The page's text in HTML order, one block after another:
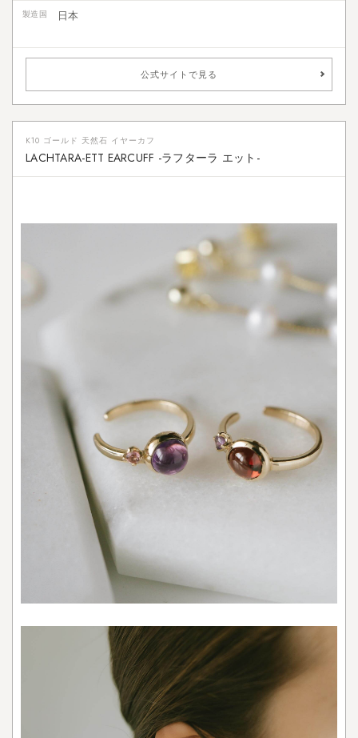
製造国 日本
公式サイトで見る
K10 ゴールド 天然石 イヤーカフ
LACHTARA-ETT EARCUFF -ラフターラ エット-